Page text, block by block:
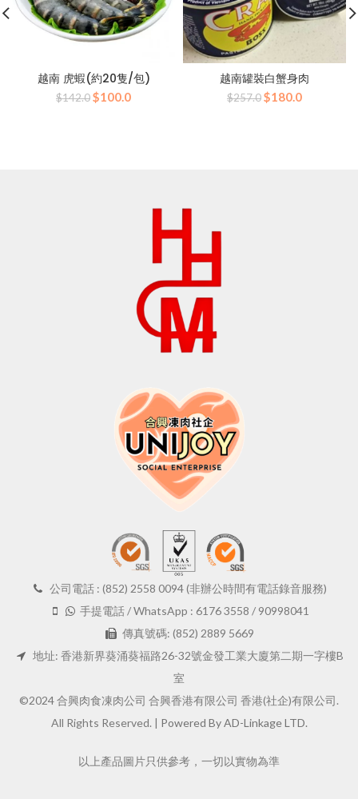
越南 虎蝦(約20隻/包)
$142.0原
$100.0目
越南罐裝白蟹身肉
$257.0原
$180.0目
公司電話 : (852) 2558 0094 (非辦公時間有電話錄音服務)
手提電話 / WhatsApp : 6176 3558 / 90998041
傳真號碼: (852) 2889 5669
地址: 香港新界葵涌葵福路26-32號金發工業大廈第二期一字樓B
室
©2024 合興肉食凍肉公司 合興香港有限公司 香港(社企)有限公司.
All Rights Reserved. | Powered By AD-Linkage LTD.
以上產品圖片只供參考，一切以實物為準